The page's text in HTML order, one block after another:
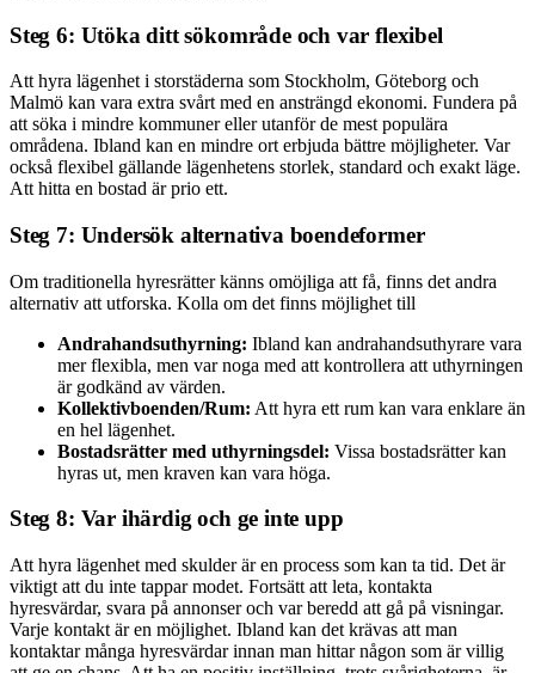
Steg 6: Utöka ditt sökområde och var flexibel
Att hyra lägenhet i storstäderna som Stockholm, Göteborg och
Malmö kan vara extra svårt med en ansträngd ekonomi. Fundera på
att söka i mindre kommuner eller utanför de mest populära
områdena. Ibland kan en mindre ort erbjuda bättre möjligheter. Var
också flexibel gällande lägenhetens storlek, standard och exakt läge.
Att hitta en bostad är prio ett.
Steg 7: Undersök alternativa boendeformer
Om traditionella hyresrätter känns omöjliga att få, finns det andra
alternativ att utforska. Kolla om det finns möjlighet till
Andrahandsuthyrning: Ibland kan andrahandsuthyrare vara
mer flexibla, men var noga med att kontrollera att uthyrningen
är godkänd av värden.
Kollektivboenden/Rum: Att hyra ett rum kan vara enklare än
en hel lägenhet.
Bostadsrätter med uthyrningsdel: Vissa bostadsrätter kan
hyras ut, men kraven kan vara höga.
Steg 8: Var ihärdig och ge inte upp
Att hyra lägenhet med skulder är en process som kan ta tid. Det är
viktigt att du inte tappar modet. Fortsätt att leta, kontakta
hyresvärdar, svara på annonser och var beredd att gå på visningar.
Varje kontakt är en möjlighet. Ibland kan det krävas att man
kontaktar många hyresvärdar innan man hittar någon som är villig